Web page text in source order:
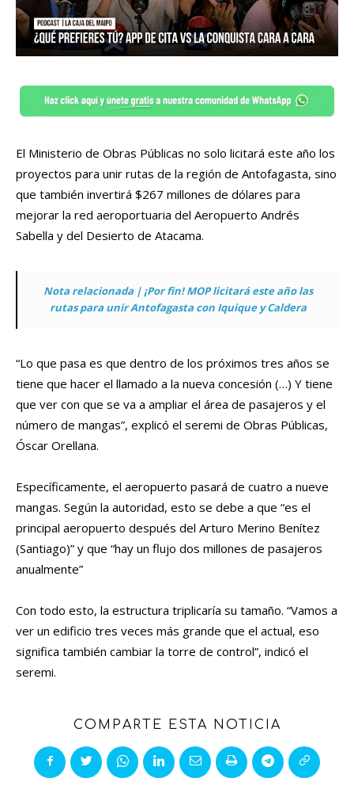
El Ministerio de Obras Públicas no solo licitará este año los
proyectos para unir rutas de la región de Antofagasta, sino
que también invertirá $267 millones de dólares para
mejorar la red aeroportuaria del Aeropuerto Andrés
Sabella y del Desierto de Atacama.
Nota relacionada | ¡Por fin! MOP licitará este año las
rutas para unir Antofagasta con Iquique y Caldera
“Lo que pasa es que dentro de los próximos tres años se
tiene que hacer el llamado a la nueva concesión (…) Y tiene
que ver con que se va a ampliar el área de pasajeros y el
número de mangas”, explicó el seremi de Obras Públicas,
Óscar Orellana.
Específicamente, el aeropuerto pasará de cuatro a nueve
mangas. Según la autoridad, esto se debe a que “es el
principal aeropuerto después del Arturo Merino Benítez
(Santiago)” y que “hay un flujo dos millones de pasajeros
anualmente”
Con todo esto, la estructura triplicaría su tamaño. “Vamos a
ver un edificio tres veces más grande que el actual, eso
significa también cambiar la torre de control”, indicó el
seremi.
COMPARTE ESTA NOTICIA